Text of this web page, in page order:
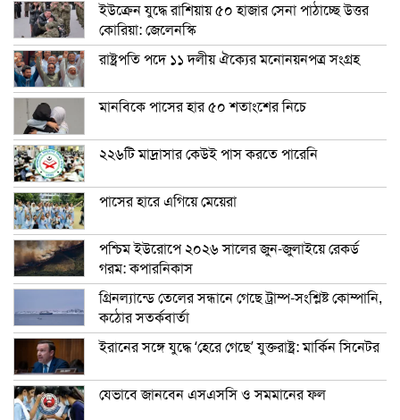
ইউক্রেন যুদ্ধে রাশিয়ায় ৫০ হাজার সেনা পাঠাচ্ছে উত্তর
কোরিয়া: জেলেনস্কি
রাষ্ট্রপতি পদে ১১ দলীয় ঐক্যের মনোনয়নপত্র সংগ্রহ
মানবিকে পাসের হার ৫০ শতাংশের নিচে
২২৬টি মাদ্রাসার কেউই পাস করতে পারেনি
পাসের হারে এগিয়ে মেয়েরা
পশ্চিম ইউরোপে ২০২৬ সালের জুন-জুলাইয়ে রেকর্ড
গরম: কপারনিকাস
গ্রিনল্যান্ডে তেলের সন্ধানে গেছে ট্রাম্প-সংশ্লিষ্ট কোম্পানি,
কঠোর সতর্কবার্তা
ইরানের সঙ্গে যুদ্ধে ‘হেরে গেছে’ যুক্তরাষ্ট্র: মার্কিন সিনেটর
যেভাবে জানবেন এসএসসি ও সমমানের ফল